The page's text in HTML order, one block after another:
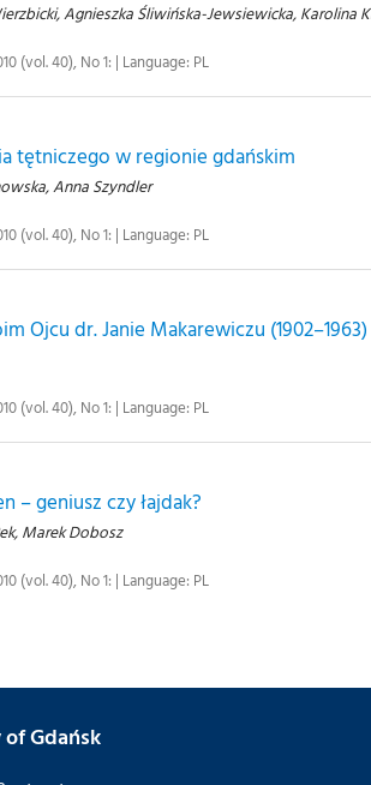
Agnieszka Śliwińska-Jewsiewicka, Karolina
(vol. 40), No 1: | Language: PL
tętniczego w regionie gdańskim
Anna Szyndler
(vol. 40), No 1: | Language: PL
Ojcu dr. Janie Makarewiczu (1902–1963)
(vol. 40), No 1: | Language: PL
– geniusz czy łajdak?
Marek Dobosz
(vol. 40), No 1: | Language: PL
Gdańsk